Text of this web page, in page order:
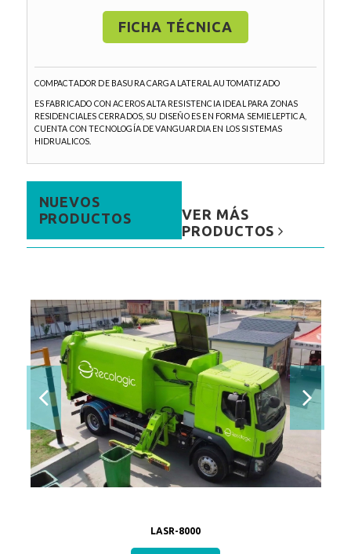
FICHA TÉCNICA
COMPACTADOR DE BASURA CARGA LATERAL AUTOMATIZADO
ES FABRICADO CON ACEROS ALTA RESISTENCIA IDEAL PARA ZONAS
RESIDENCIALES CERRADOS, SU DISEÑO ES EN FORMA SEMIELEPTICA,
CUENTA CON TECNOLOGÍA DE VANGUARDIA EN LOS SISTEMAS
HIDRUALICOS.
NUEVOS
PRODUCTOS
VER MÁS
PRODUCTOS
LASR-8000